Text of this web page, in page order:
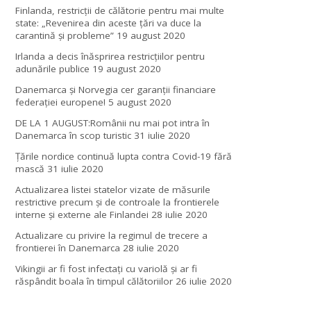
Finlanda, restricţii de călătorie pentru mai multe
state: „Revenirea din aceste ţări va duce la
carantină şi probleme” 19 august 2020
Irlanda a decis înăsprirea restricțiilor pentru
adunările publice 19 august 2020
Danemarca și Norvegia cer garanții financiare
federației europene! 5 august 2020
DE LA 1 AUGUST:Românii nu mai pot intra în
Danemarca în scop turistic 31 iulie 2020
Țările nordice continuă lupta contra Covid-19 fără
mască 31 iulie 2020
Actualizarea listei statelor vizate de măsurile
restrictive precum și de controale la frontierele
interne și externe ale Finlandei 28 iulie 2020
Actualizare cu privire la regimul de trecere a
frontierei în Danemarca 28 iulie 2020
Vikingii ar fi fost infectaţi cu variolă şi ar fi
răspândit boala în timpul călătoriilor 26 iulie 2020